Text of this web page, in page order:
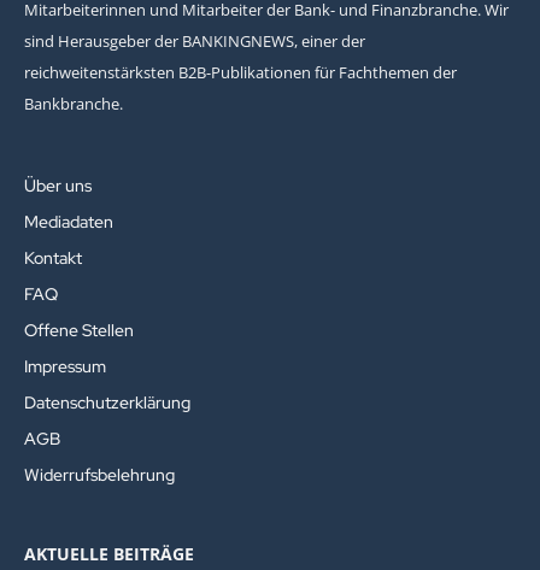
Mitarbeiterinnen und Mitarbeiter der Bank- und Finanzbranche. Wir
sind Herausgeber der BANKINGNEWS, einer der
reichweitenstärksten B2B-Publikationen für Fachthemen der
Bankbranche.
Über uns
Mediadaten
Kontakt
FAQ
Offene Stellen
Impressum
Datenschutzerklärung
AGB
Widerrufsbelehrung
AKTUELLE BEITRÄGE